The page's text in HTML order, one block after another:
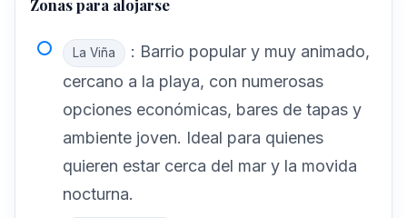
Zonas para alojarse
La Viña
: Barrio popular y muy animado,
cercano a la playa, con numerosas
opciones económicas, bares de tapas y
ambiente joven. Ideal para quienes
quieren estar cerca del mar y la movida
nocturna.